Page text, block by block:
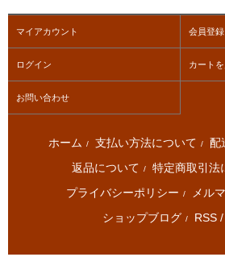
マイアカウント 会員登録
ログイン カート
お問い合わせ
ホーム / 支払い方法について / 配
返品について / 特定商取引法
プライバシーポリシー / メル
ショップブログ / RSS /